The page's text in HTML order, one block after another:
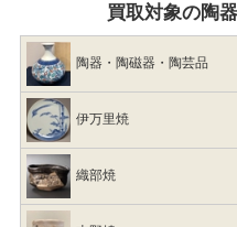
買取対象の陶
陶器・陶磁器・陶芸品
伊万里焼
織部焼